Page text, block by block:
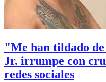
"Me han tildado
Jr. irrumpe con
redes sociales